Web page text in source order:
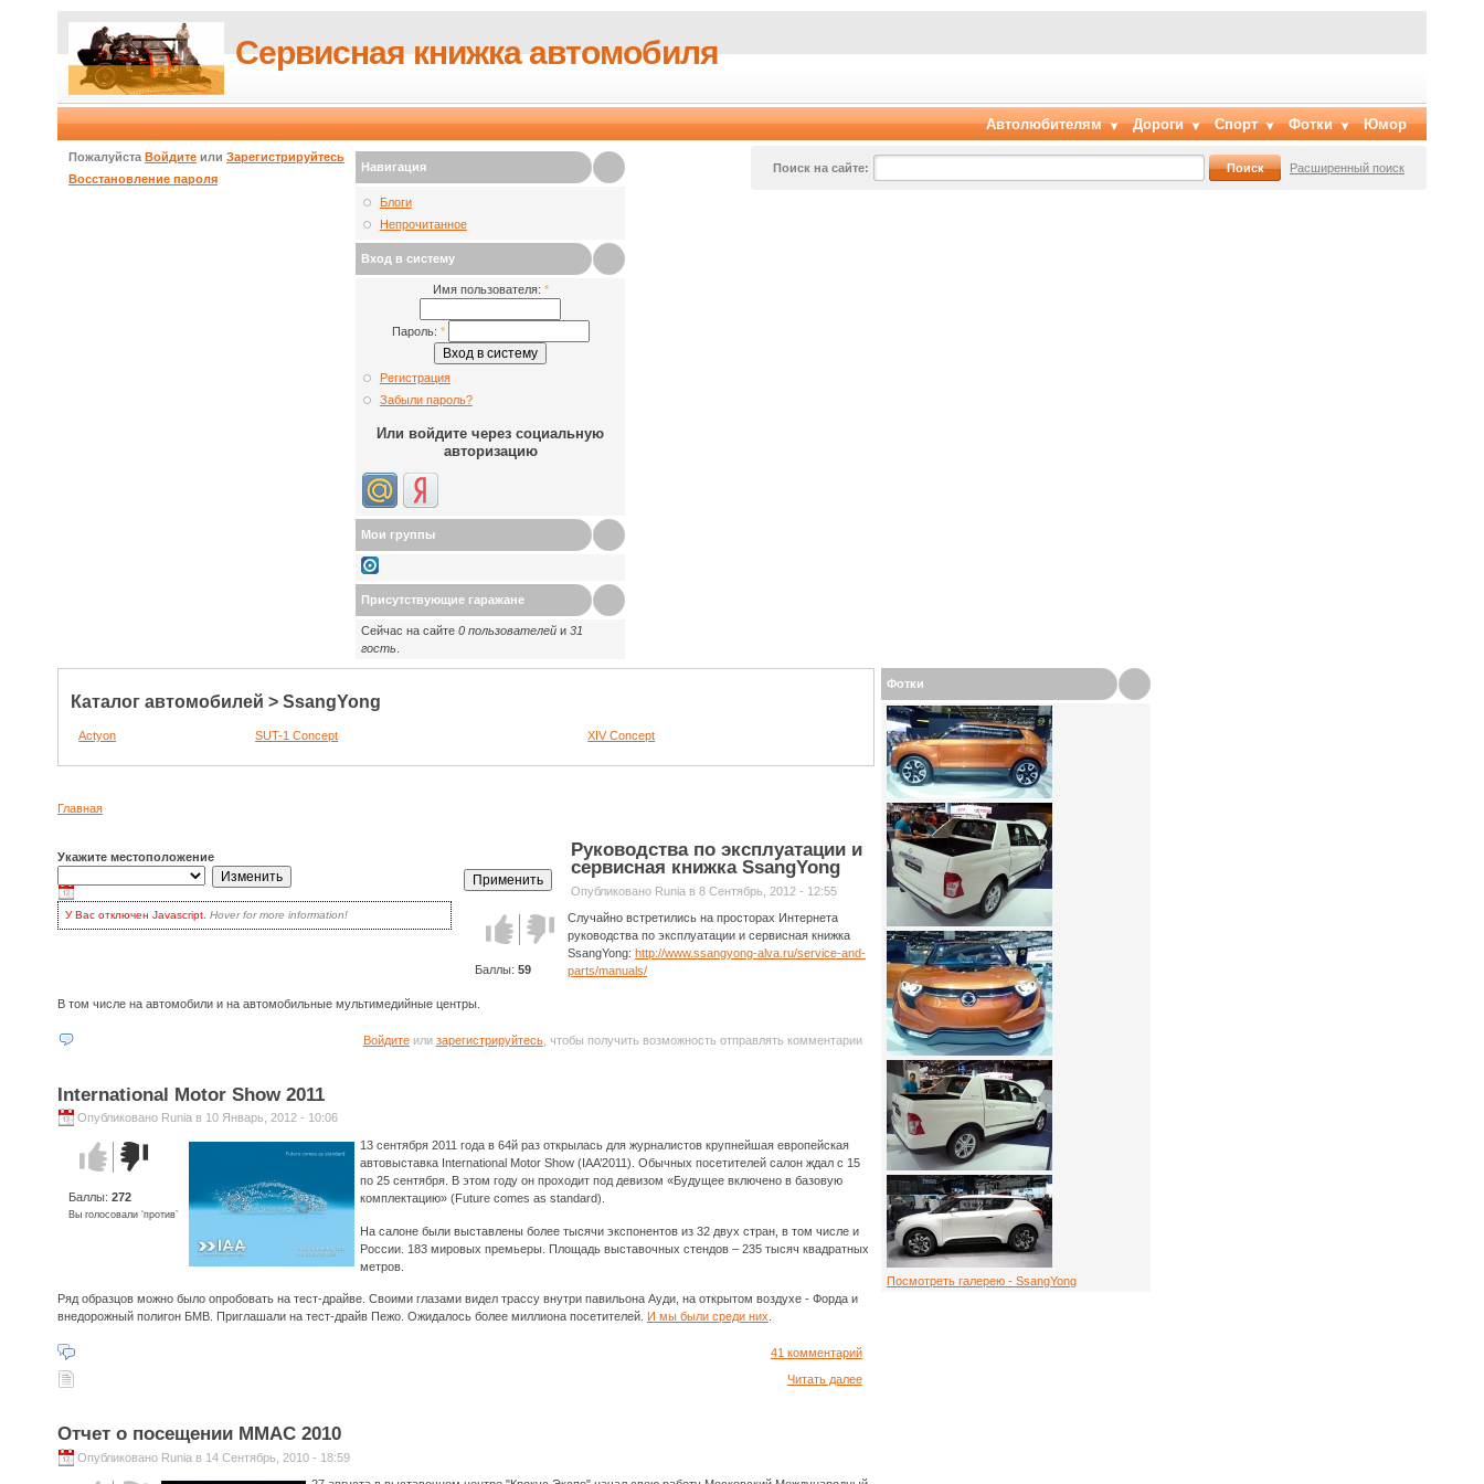
Сервисная книжка автомобиля
Автолюбителям Дороги Спорт Фотки Юмор
Пожалуйста Войдите или Зарегистрируйтесь
Восстановление пароля
Поиск на сайте: Расширенный поиск
Навигация
Блоги
Непрочитанное
Вход в систему
Имя пользователя: *
Пароль: *
Регистрация
Забыли пароль?
Или войдите через социальную
авторизацию
Мои группы
Присутствующие гаражане
Сейчас на сайте 0 пользователей и 31
гость
Каталог автомобилей > SsangYong
Actyon SUT-1 Concept XIV Concept
Главная
Укажите местоположение
У Вас отключен Javascript. Hover for more information!
для волнения: вы по-прежнему можете пользоваться сайтом! У Вас
Руководства по эксплуатации и
сервисная книжка SsangYong
Опубликовано Runia в 8 Сентябрь, 2012 - 12:55
Голос за!Голос
против!
Баллы: 59
Случайно встретились на просторах Интернета
руководства по эксплуатации и сервисная книжка
SsangYong: http://www.ssangyong-alva.ru/service-and-
parts/manuals/
В том числе на автомобили и на автомобильные мультимедийные центры.
Войдитеили зарегистрируйтесь, чтобы получить возможность отправлять комментарии
International Motor Show 2011
Опубликовано Runia в 10 Январь, 2012 - 10:06
Голос за!Голос
против!
Баллы: 272
Вы голосовали ‘против’
13 сентября 2011 года в 64й раз открылась для журналистов крупнейшая европейская
автовыставка International Motor Show (IAA’2011). Обычных посетителей салон ждал с 15
по 25 сентября. В этом году он проходит под девизом «Будущее включено в базовую
комплектацию» (Future comes as standard).
На салоне были выставлены более тысячи экспонентов из 32 двух стран, в том числе и
России. 183 мировых премьеры. Площадь выставочных стендов – 235 тысяч квадратных
метров.
Ряд образцов можно было опробовать на тест-драйве. Своими глазами видел трассу внутри павильона Ауди, на открытом воздухе - Форда и
внедорожный полигон БМВ. Приглашали на тест-драйв Пежо. Ожидалось более миллиона посетителей. И мы были среди них
41 комментарий
Читать далее
Отчет о посещении ММАС 2010
Опубликовано Runia в 14 Сентябрь, 2010 - 18:59
Фотки
Посмотреть галерею - SsangYong